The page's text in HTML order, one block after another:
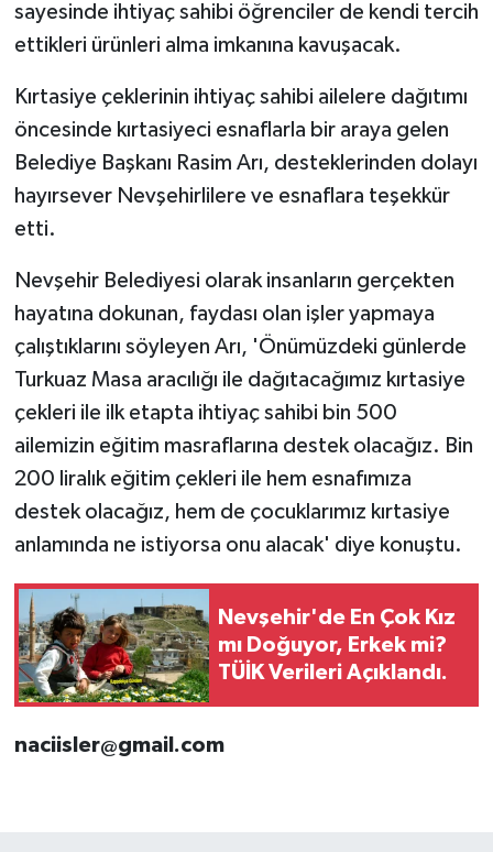
sayesinde ihtiyaç sahibi öğrenciler de kendi tercih
ettikleri ürünleri alma imkanına kavuşacak.
Kırtasiye çeklerinin ihtiyaç sahibi ailelere dağıtımı
öncesinde kırtasiyeci esnaflarla bir araya gelen
Belediye Başkanı Rasim Arı, desteklerinden dolayı
hayırsever Nevşehirlilere ve esnaflara teşekkür
etti.
Nevşehir Belediyesi olarak insanların gerçekten
hayatına dokunan, faydası olan işler yapmaya
çalıştıklarını söyleyen Arı, 'Önümüzdeki günlerde
Turkuaz Masa aracılığı ile dağıtacağımız kırtasiye
çekleri ile ilk etapta ihtiyaç sahibi bin 500
ailemizin eğitim masraflarına destek olacağız. Bin
200 liralık eğitim çekleri ile hem esnafımıza
destek olacağız, hem de çocuklarımız kırtasiye
anlamında ne istiyorsa onu alacak' diye konuştu.
Nevşehir'de En Çok Kız
mı Doğuyor, Erkek mi?
TÜİK Verileri Açıklandı.
naciisler@gmail.com